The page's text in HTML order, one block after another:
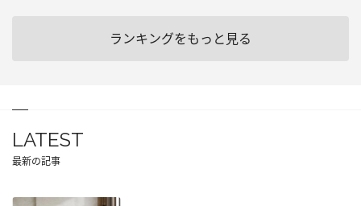
ランキングをもっと見る
LATEST
最新の記事